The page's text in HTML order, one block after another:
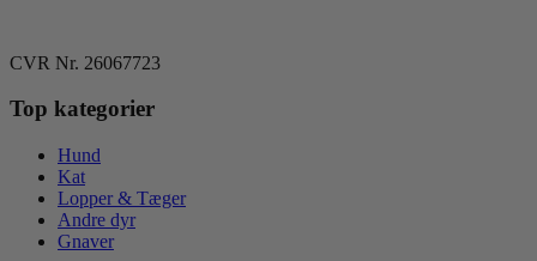
CVR Nr. 26067723
Top kategorier
Hund
Kat
Lopper & Tæger
Andre dyr
Gnaver